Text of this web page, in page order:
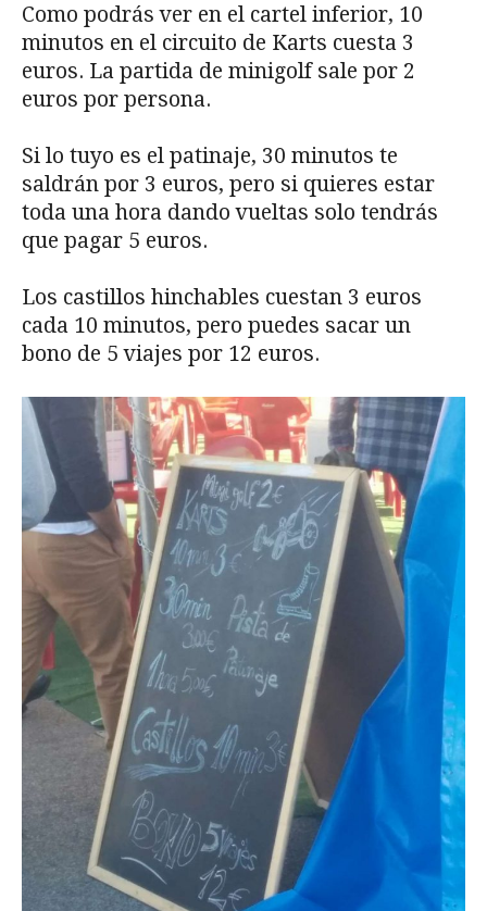
Como podrás ver en el cartel inferior, 10
minutos en el circuito de Karts cuesta 3
euros. La partida de minigolf sale por 2
euros por persona.
Si lo tuyo es el patinaje, 30 minutos te
saldrán por 3 euros, pero si quieres estar
toda una hora dando vueltas solo tendrás
que pagar 5 euros.
Los castillos hinchables cuestan 3 euros
cada 10 minutos, pero puedes sacar un
bono de 5 viajes por 12 euros.